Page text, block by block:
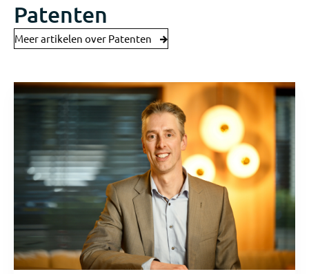
Patenten
Meer artikelen over Patenten